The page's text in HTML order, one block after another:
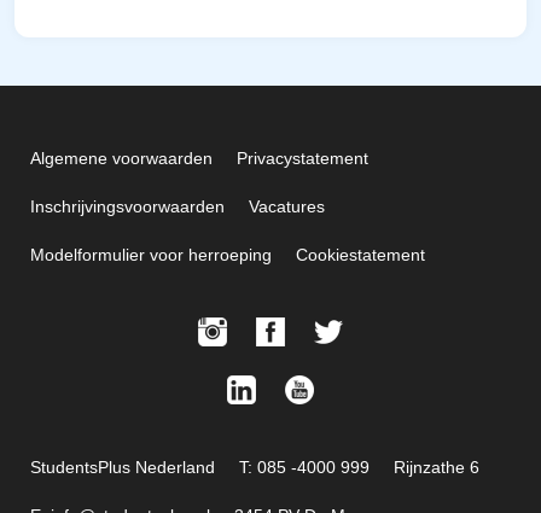
Algemene voorwaarden Privacystatement
Inschrijvingsvoorwaarden Vacatures
Modelformulier voor herroeping Cookiestatement
StudentsPlus Nederland T: 085 -4000 999 Rijnzathe 6